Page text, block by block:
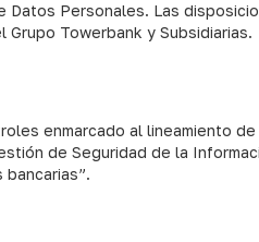
Personales. Las
Towerbank y Subsidiarias.
enmarcado al lineamiento
de Seguridad de la